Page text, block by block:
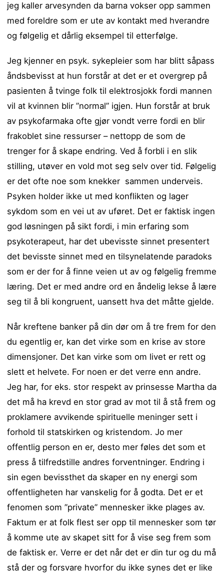
jeg kaller arvesynden da barna vokser opp sammen
med foreldre som er ute av kontakt med hverandre
og følgelig et dårlig eksempel til etterfølge.
Jeg kjenner en psyk. sykepleier som har blitt såpass
åndsbevisst at hun forstår at det er et overgrep på
pasienten å tvinge folk til elektrosjokk fordi mannen
vil at kvinnen blir ”normal” igjen. Hun forstår at bruk
av psykofarmaka ofte gjør vondt verre fordi en blir
frakoblet sine ressurser – nettopp de som de
trenger for å skape endring. Ved å forbli i en slik
stilling, utøver en vold mot seg selv over tid. Følgelig
er det ofte noe som knekker sammen underveis.
Psyken holder ikke ut med konflikten og lager
sykdom som en vei ut av uføret. Det er faktisk ingen
god løsningen på sikt fordi, i min erfaring som
psykoterapeut, har det ubevisste sinnet presentert
det bevisste sinnet med en tilsynelatende paradoks
som er der for å finne veien ut av og følgelig fremme
læring. Det er med andre ord en åndelig lekse å lære
seg til å bli kongruent, uansett hva det måtte gjelde.
Når kreftene banker på din dør om å tre frem for den
du egentlig er, kan det virke som en krise av store
dimensjoner. Det kan virke som om livet er rett og
slett et helvete. For noen er det verre enn andre.
Jeg har, for eks. stor respekt av prinsesse Martha da
det må ha krevd en stor grad av mot til å stå frem og
proklamere avvikende spirituelle meninger sett i
forhold til statskirken og kristendom. Jo mer
offentlig person en er, desto mer føles det som et
press å tilfredstille andres forventninger. Endring i
sin egen bevissthet da skaper en ny energi som
offentligheten har vanskelig for å godta. Det er et
fenomen som ”private” mennesker ikke plages av.
Faktum er at folk flest ser opp til mennesker som tør
å komme ute av skapet sitt for å vise seg frem som
de faktisk er. Verre er det når det er din tur og du må
stå der og forsvare hvorfor du ikke synes det er like